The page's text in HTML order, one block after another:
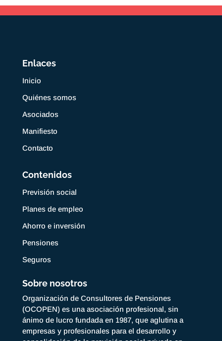
Enlaces
Inicio
Quiénes somos
Asociados
Manifiesto
Contacto
Contenidos
Previsión social
Planes de empleo
Ahorro e inversión
Pensiones
Seguros
Sobre nosotros
Organización de Consultores de Pensiones
(OCOPEN) es una asociación profesional, sin
ánimo de lucro fundada en 1987, que aglutina a
empresas y profesionales para el desarrollo y